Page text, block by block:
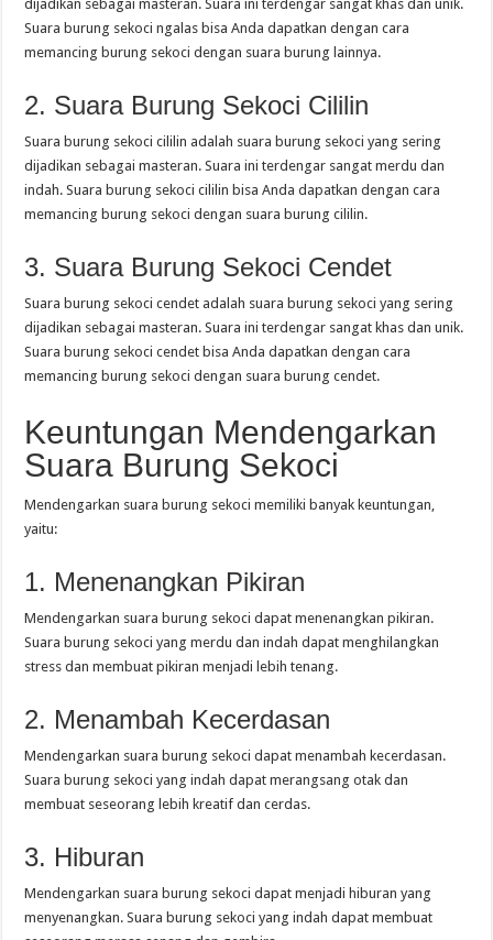
dijadikan sebagai masteran. Suara ini terdengar sangat khas dan unik.
Suara burung sekoci ngalas bisa Anda dapatkan dengan cara
memancing burung sekoci dengan suara burung lainnya.
2. Suara Burung Sekoci Cililin
Suara burung sekoci cililin adalah suara burung sekoci yang sering
dijadikan sebagai masteran. Suara ini terdengar sangat merdu dan
indah. Suara burung sekoci cililin bisa Anda dapatkan dengan cara
memancing burung sekoci dengan suara burung cililin.
3. Suara Burung Sekoci Cendet
Suara burung sekoci cendet adalah suara burung sekoci yang sering
dijadikan sebagai masteran. Suara ini terdengar sangat khas dan unik.
Suara burung sekoci cendet bisa Anda dapatkan dengan cara
memancing burung sekoci dengan suara burung cendet.
Keuntungan Mendengarkan
Suara Burung Sekoci
Mendengarkan suara burung sekoci memiliki banyak keuntungan,
yaitu:
1. Menenangkan Pikiran
Mendengarkan suara burung sekoci dapat menenangkan pikiran.
Suara burung sekoci yang merdu dan indah dapat menghilangkan
stress dan membuat pikiran menjadi lebih tenang.
2. Menambah Kecerdasan
Mendengarkan suara burung sekoci dapat menambah kecerdasan.
Suara burung sekoci yang indah dapat merangsang otak dan
membuat seseorang lebih kreatif dan cerdas.
3. Hiburan
Mendengarkan suara burung sekoci dapat menjadi hiburan yang
menyenangkan. Suara burung sekoci yang indah dapat membuat